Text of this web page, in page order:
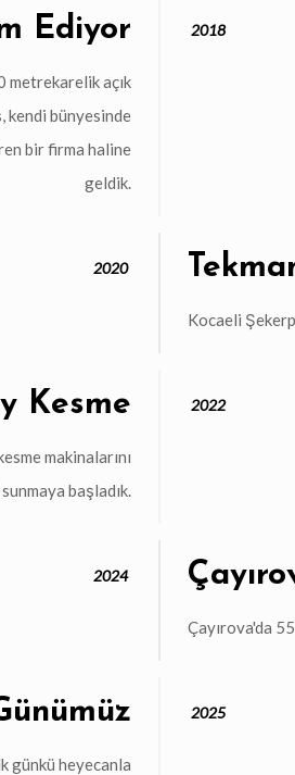
2018
Ediyor
metrekarelik açık
kendi bünyesinde
bir firma haline
geldik.
2020
Kocaeli
2022
Kesme
makinalarını
başladık.
2024
Çayırova'da
2025
günkü heyecanla